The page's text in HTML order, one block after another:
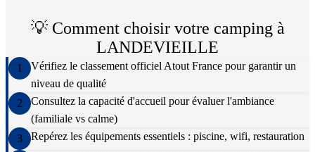
💡 Comment choisir votre camping à
LANDEVIEILLE
1
Vérifiez le classement officiel Atout France pour garantir un
niveau de qualité
2
Consultez la capacité d'accueil pour évaluer l'ambiance
(familiale vs calme)
3
Repérez les équipements essentiels : piscine, wifi, restauration